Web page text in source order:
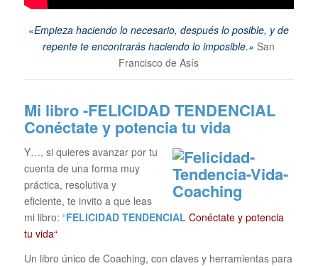
«Empieza haciendo lo necesario, después lo posible, y de
repente te encontrarás haciendo lo imposible.» San
Francisco de Asís
Mi libro -FELICIDAD TENDENCIAL
Conéctate y potencia tu vida
Y…, si quieres avanzar por tu
cuenta de una forma muy
práctica, resolutiva y
eficiente, te invito a que leas
mi libro: “FELICIDAD TENDENCIAL Conéctate y potencia
tu vida“
Un libro único de Coaching, con claves y herramientas para